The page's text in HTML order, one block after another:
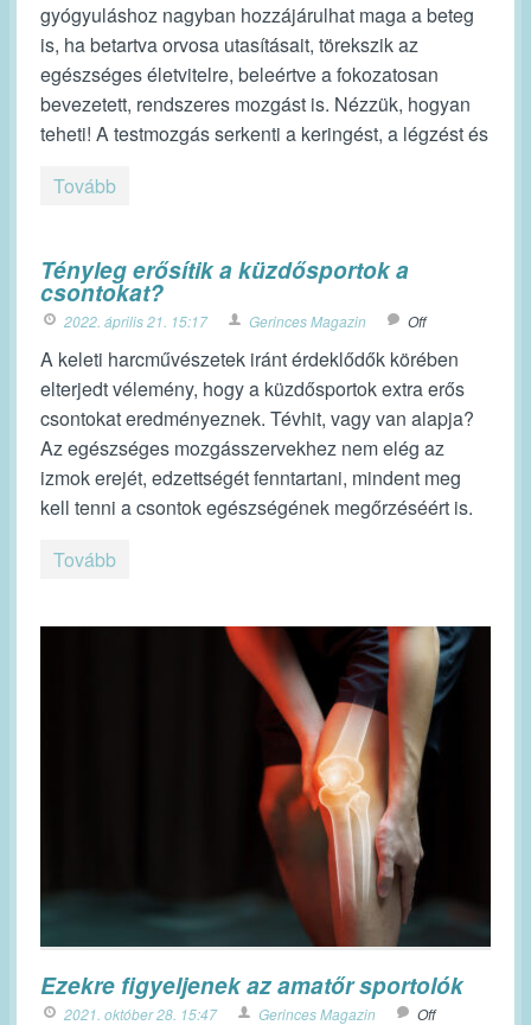
gyógyuláshoz nagyban hozzájárulhat maga a beteg
is, ha betartva orvosa utasításait, törekszik az
egészséges életvitelre, beleértve a fokozatosan
bevezetett, rendszeres mozgást is. Nézzük, hogyan
teheti! A testmozgás serkenti a keringést, a légzést és
Tovább
Tényleg erősítik a küzdősportok a
csontokat?
2022. április 21. 15:17 Gerinces Magazin Off
A keleti harcművészetek iránt érdeklődők körében
elterjedt vélemény, hogy a küzdősportok extra erős
csontokat eredményeznek. Tévhit, vagy van alapja?
Az egészséges mozgásszervekhez nem elég az
izmok erejét, edzettségét fenntartani, mindent meg
kell tenni a csontok egészségének megőrzéséért is.
Tovább
Ezekre figyeljenek az amatőr sportolók
2021. október 28. 15:47 Gerinces Magazin Off